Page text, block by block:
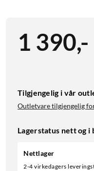
1 390,-
Tilgjengelig i vår
Outletvare tilgjengelig
Lagerstatus nett og i
Nettlager
2-4 virkedagers